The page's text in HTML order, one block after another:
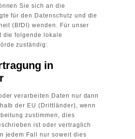
Sie sich an die
für den Datenschutz und die
(BfDI) wenden. Für unser
die folgende lokale
zuständig:
in
verarbeiten Daten nur dann
der EU (Drittländer), wenn
zustimmen, dies
ist oder vertraglich
jedem Fall nur soweit dies